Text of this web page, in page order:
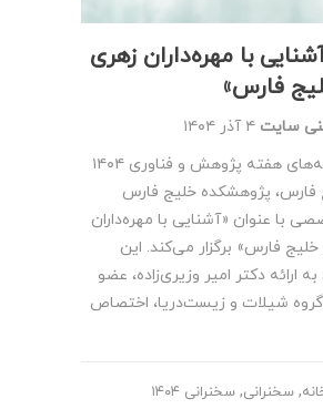
با مهره‌داران زهری
فارس»
سایت ۴ آذر ۱۴۰۴
در ادامه برنامه‌های هفته پژوهش و فناوری ۱۴۰۴
فارس، پژوهشکده خلیج فارس
با عنوان «آشنایی با مهره‌داران
فارس» برگزار می‌کند. این
دکتر امیر وزیری‌زاده، عضو
شیلات و زیست‌دریا، اختصاص
, سخنرانی, سخنرانی ۱۴۰۴